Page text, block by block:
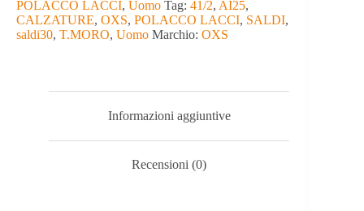
quantità
POLACCO LACCI, Uomo Tag: 41/2, AI25,
CALZATURE, OXS, POLACCO LACCI, SALDI,
saldi30, T.MORO, Uomo Marchio: OXS
Informazioni aggiuntive
Recensioni (0)